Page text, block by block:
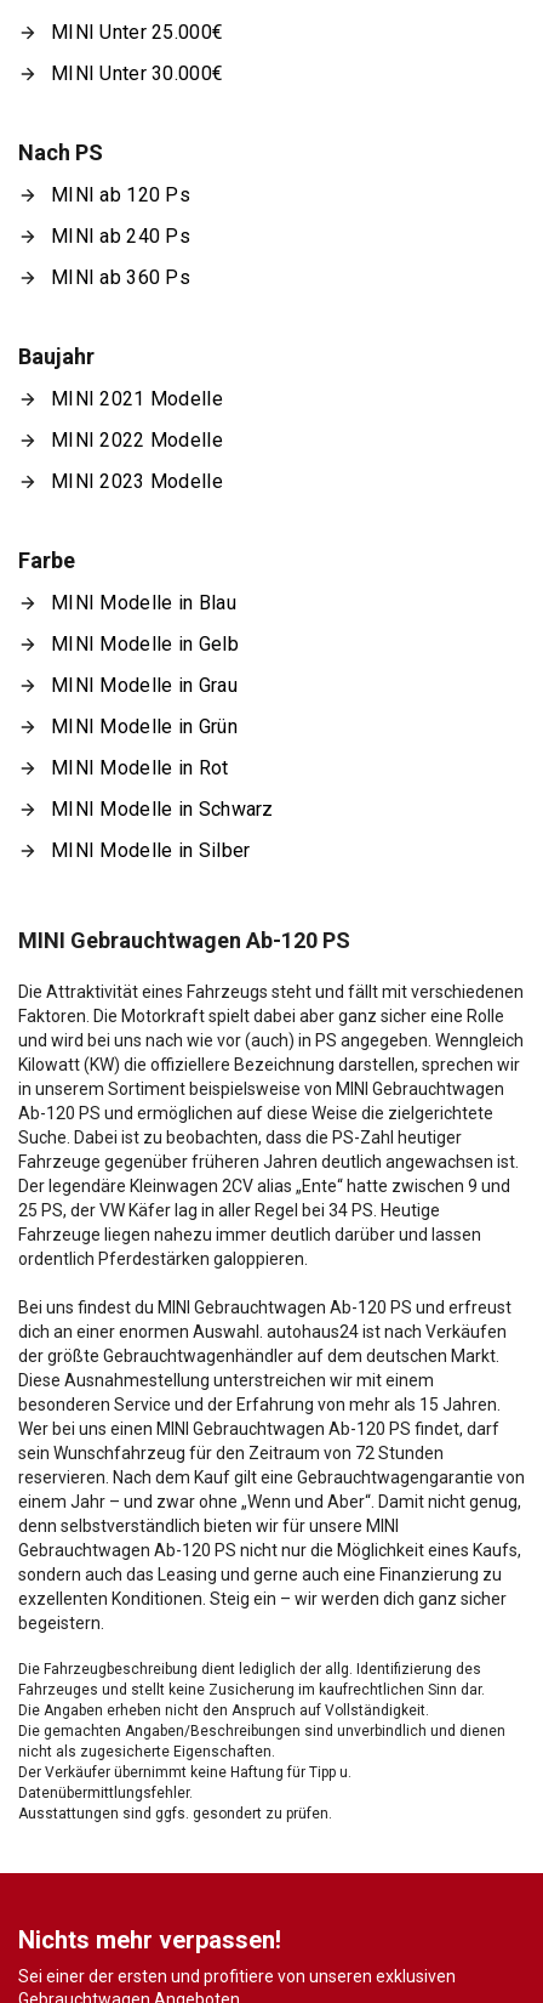
MINI Unter 25.000€
MINI Unter 30.000€
Nach PS
MINI ab 120 Ps
MINI ab 240 Ps
MINI ab 360 Ps
Baujahr
MINI 2021 Modelle
MINI 2022 Modelle
MINI 2023 Modelle
Farbe
MINI Modelle in Blau
MINI Modelle in Gelb
MINI Modelle in Grau
MINI Modelle in Grün
MINI Modelle in Rot
MINI Modelle in Schwarz
MINI Modelle in Silber
MINI Gebrauchtwagen Ab-120 PS
Die Attraktivität eines Fahrzeugs steht und fällt mit verschiedenen
Faktoren. Die Motorkraft spielt dabei aber ganz sicher eine Rolle
und wird bei uns nach wie vor (auch) in PS angegeben. Wenngleich
Kilowatt (KW) die offiziellere Bezeichnung darstellen, sprechen wir
in unserem Sortiment beispielsweise von MINI Gebrauchtwagen
Ab-120 PS und ermöglichen auf diese Weise die zielgerichtete
Suche. Dabei ist zu beobachten, dass die PS-Zahl heutiger
Fahrzeuge gegenüber früheren Jahren deutlich angewachsen ist.
Der legendäre Kleinwagen 2CV alias „Ente“ hatte zwischen 9 und
25 PS, der VW Käfer lag in aller Regel bei 34 PS. Heutige
Fahrzeuge liegen nahezu immer deutlich darüber und lassen
ordentlich Pferdestärken galoppieren.
Bei uns findest du MINI Gebrauchtwagen Ab-120 PS und erfreust
dich an einer enormen Auswahl. autohaus24 ist nach Verkäufen
der größte Gebrauchtwagenhändler auf dem deutschen Markt.
Diese Ausnahmestellung unterstreichen wir mit einem
besonderen Service und der Erfahrung von mehr als 15 Jahren.
Wer bei uns einen MINI Gebrauchtwagen Ab-120 PS findet, darf
sein Wunschfahrzeug für den Zeitraum von 72 Stunden
reservieren. Nach dem Kauf gilt eine Gebrauchtwagengarantie von
einem Jahr – und zwar ohne „Wenn und Aber“. Damit nicht genug,
denn selbstverständlich bieten wir für unsere MINI
Gebrauchtwagen Ab-120 PS nicht nur die Möglichkeit eines Kaufs,
sondern auch das Leasing und gerne auch eine Finanzierung zu
exzellenten Konditionen. Steig ein – wir werden dich ganz sicher
begeistern.
Die Fahrzeugbeschreibung dient lediglich der allg. Identifizierung des
Fahrzeuges und stellt keine Zusicherung im kaufrechtlichen Sinn dar.
Die Angaben erheben nicht den Anspruch auf Vollständigkeit.
Die gemachten Angaben/Beschreibungen sind unverbindlich und dienen
nicht als zugesicherte Eigenschaften.
Der Verkäufer übernimmt keine Haftung für Tipp u.
Datenübermittlungsfehler.
Ausstattungen sind ggfs. gesondert zu prüfen.
Nichts mehr verpassen!
Sei einer der ersten und profitiere von unseren exklusiven